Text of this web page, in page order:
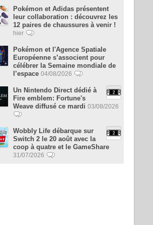
Pokémon et Adidas présentent
leur collaboration : découvrez les
12 paires de chaussures à venir !
hier
Pokémon et l'Agence Spatiale
Européenne s’associent pour
célébrer la Semaine mondiale de
l’espace 04/08/2026
Un Nintendo Direct dédié à
Fire emblem: Fortune's
Weave diffusé ce mardi 03/08/2026
Wobbly Life débarque sur
Switch 2 le 20 août avec la
coop à quatre et le GameShare
31/07/2026